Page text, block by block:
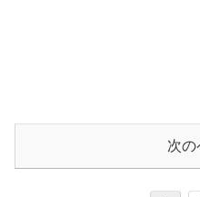
次の